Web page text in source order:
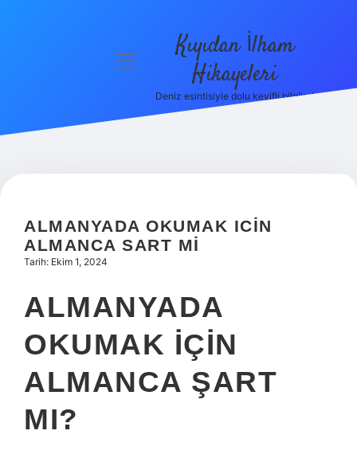
Hakkımızda
menüyü
Kıyıdan İlham
Hikayeleri
Deniz esintisiyle dolu keyifli bilgiler!
ALMANYADA OKUMAK ICIN
ALMANCA SART MI
Tarih: Ekim 1, 2024
ALMANYADA
OKUMAK IÇIN
ALMANCA ŞART
MI?